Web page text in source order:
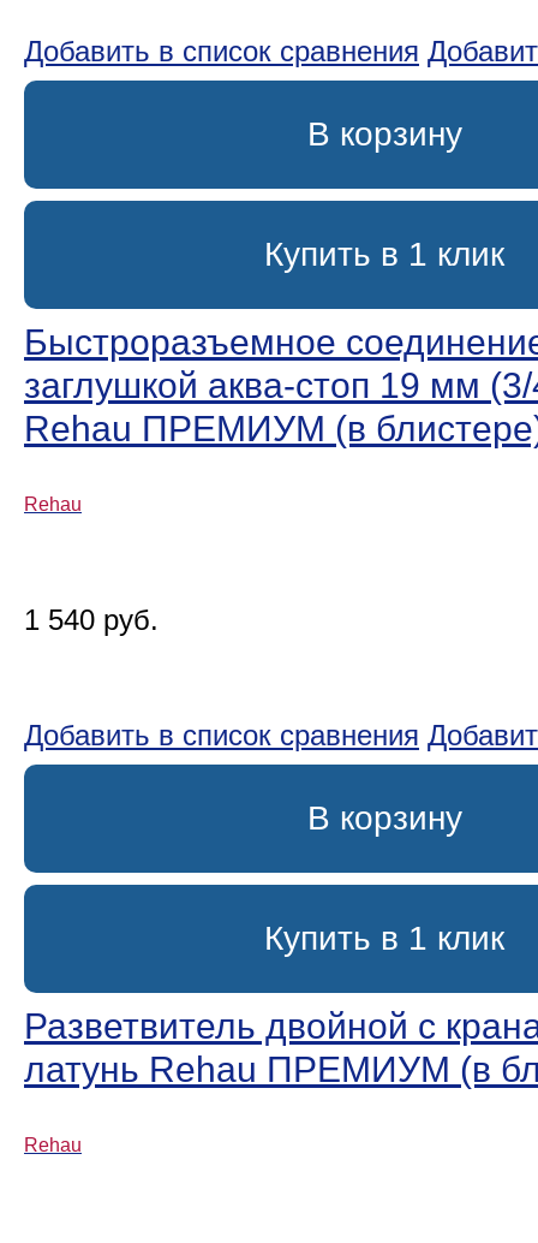
Добавить в список сравнения
В корзину
Купить в 1 клик
Быстроразъемное
заглушкой аква-стоп 19 мм (3/
Rehau ПРЕМИУМ (в
Rehau
1 540 руб.
Добавить в список сравнения
В корзину
Купить в 1 клик
Разветвитель двойной с
латунь Rehau ПРЕМИУМ (в
Rehau